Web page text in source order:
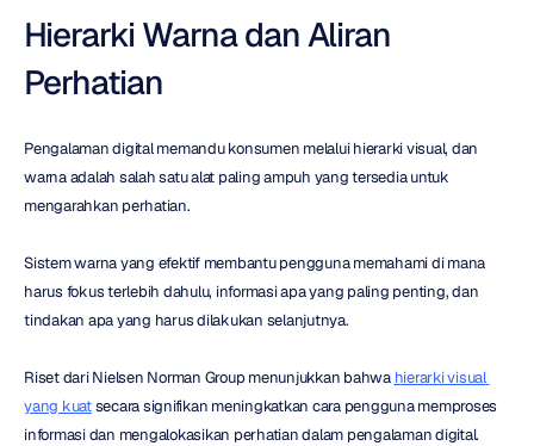
Hierarki Warna dan Aliran
Perhatian
Pengalaman digital memandu konsumen melalui hierarki visual, dan
warna adalah salah satu alat paling ampuh yang tersedia untuk
mengarahkan perhatian.
Sistem warna yang efektif membantu pengguna memahami di mana
harus fokus terlebih dahulu, informasi apa yang paling penting, dan
tindakan apa yang harus dilakukan selanjutnya.
Riset dari Nielsen Norman Group menunjukkan bahwa hierarki visual
yang kuat secara signifikan meningkatkan cara pengguna memproses
informasi dan mengalokasikan perhatian dalam pengalaman digital.